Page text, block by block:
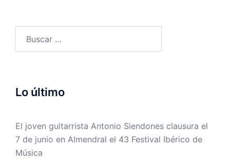
Lo último
El joven guitarrista Antonio Siendones clausura el
7 de junio en Almendral el 43 Festival Ibérico de
Música